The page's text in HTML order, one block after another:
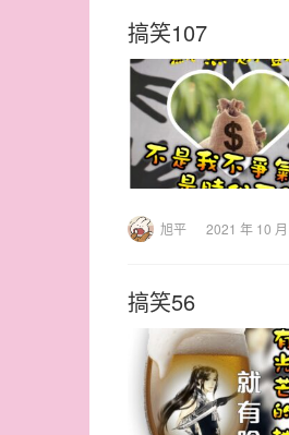
搞笑107
旭平 2021 年 10
搞笑56